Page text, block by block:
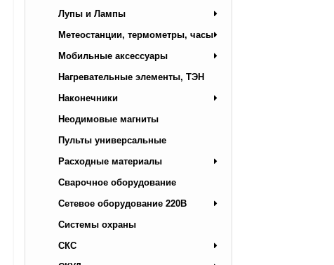
Лупы и Лампы
Метеостанции, термометры, часы
Мобильные аксессуары
Нагревательные элементы, ТЭН
Наконечники
Неодимовые магниты
Пульты универсальные
Расходные материалы
Сварочное оборудование
Сетевое оборудование 220В
Системы охраны
СКС